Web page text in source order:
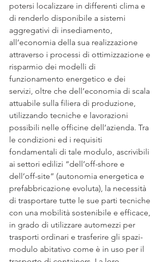
potersi localizzare in differenti clima e
di renderlo disponibile a sistemi
aggregativi di insediamento,
all’economia della sua realizzazione
attraverso i processi di ottimizzazione e
risparmio dei modelli di
funzionamento energetico e dei
servizi, oltre che dell’economia di scala
attuabile sulla filiera di produzione,
utilizzando tecniche e lavorazioni
possibili nelle officine dell’azienda. Tra
le condizioni ed i requisiti
fondamentali di tale modulo, ascrivibili
ai settori edilizi “dell’off-shore e
dell’off-site” (autonomia energetica e
prefabbricazione evoluta), la necessità
di trasportare tutte le sue parti tecniche
con una mobilità sostenibile e efficace,
in grado di utilizzare automezzi per
trasporti ordinari e trasferire gli spazi-
modulo abitativo come è in uso per il